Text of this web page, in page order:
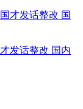
发话整改 国内